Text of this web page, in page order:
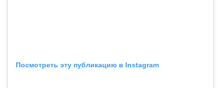
Посмотреть эту публикацию в Instagram